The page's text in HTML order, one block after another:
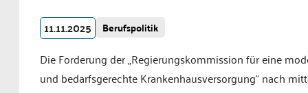
11.11.2025 Berufspolitik
Die Forderung der „Regierungskommission für eine
und bedarfsgerechte Krankenhausversorgung“ nach